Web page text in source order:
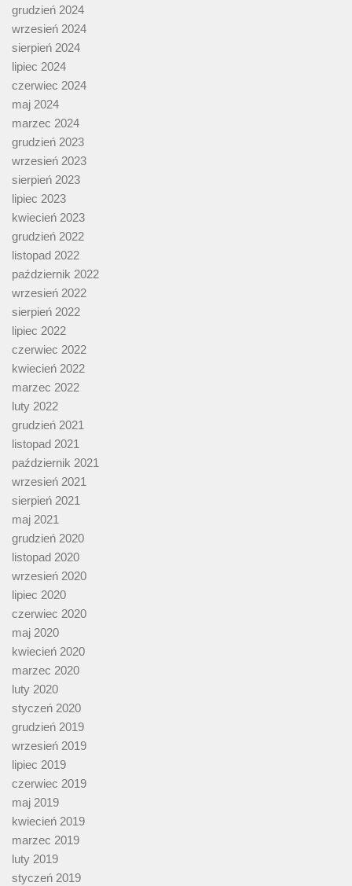
grudzień 2024
wrzesień 2024
sierpień 2024
lipiec 2024
czerwiec 2024
maj 2024
marzec 2024
grudzień 2023
wrzesień 2023
sierpień 2023
lipiec 2023
kwiecień 2023
grudzień 2022
listopad 2022
październik 2022
wrzesień 2022
sierpień 2022
lipiec 2022
czerwiec 2022
kwiecień 2022
marzec 2022
luty 2022
grudzień 2021
listopad 2021
październik 2021
wrzesień 2021
sierpień 2021
maj 2021
grudzień 2020
listopad 2020
wrzesień 2020
lipiec 2020
czerwiec 2020
maj 2020
kwiecień 2020
marzec 2020
luty 2020
styczeń 2020
grudzień 2019
wrzesień 2019
lipiec 2019
czerwiec 2019
maj 2019
kwiecień 2019
marzec 2019
luty 2019
styczeń 2019